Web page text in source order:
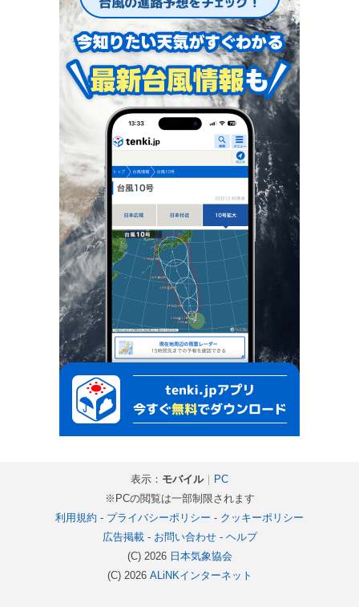
表示： モバイル｜ PC
※PCの閲覧は一部制限されます
利用規約 - プライバシーポリシー - クッキーポリシー
広告掲載- お問い合わせ- ヘルプ
(C) 2026 日本気象協会
(C) 2026 ALiNKインターネット